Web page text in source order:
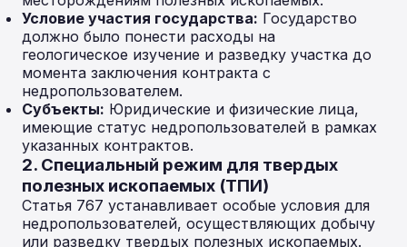
Условие участия государства: Государство
должно было понести расходы на
геологическое изучение и разведку участка до
момента заключения контракта с
недропользователем.
Субъекты: Юридические и физические лица,
имеющие статус недропользователей в рамках
указанных контрактов.
2. Специальный режим для твердых
полезных ископаемых (ТПИ)
Статья 767 устанавливает особые условия для
недропользователей, осуществляющих добычу
или разведку твердых полезных ископаемых.